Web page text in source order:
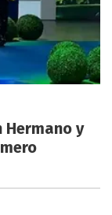
Hermano y